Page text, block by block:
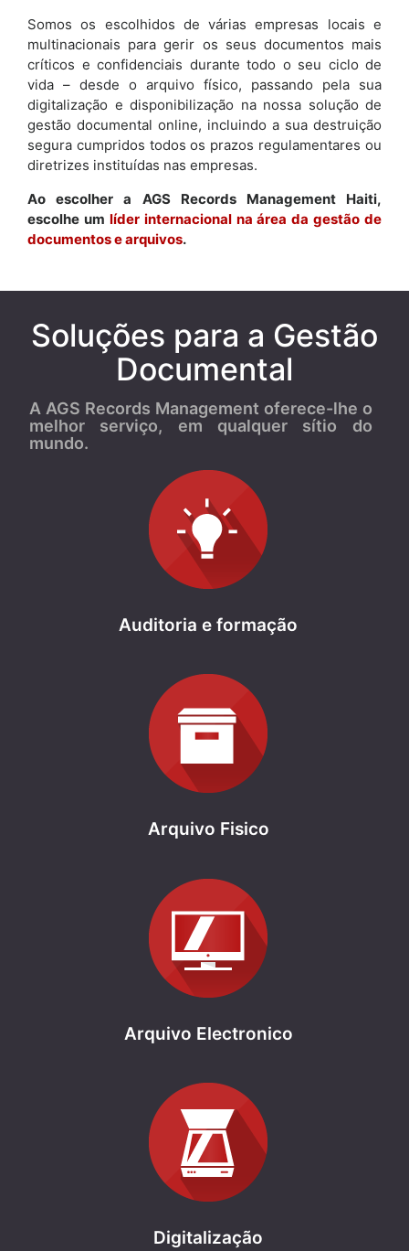
Somos os escolhidos de várias empresas locais e
multinacionais para gerir os seus documentos mais
críticos e confidenciais durante todo o seu ciclo de
vida – desde o arquivo físico, passando pela sua
digitalização e disponibilização na nossa solução de
gestão documental online, incluindo a sua destruição
segura cumpridos todos os prazos regulamentares ou
diretrizes instituídas nas empresas.
Ao escolher a AGS Records Management Haiti,
escolhe um líder internacional na área da gestão de
documentos e arquivos.
Soluções para a Gestão
Documental
A AGS Records Management oferece-lhe o
melhor serviço, em qualquer sítio do
mundo.
Auditoria e formação
Arquivo Fisico
Arquivo Electronico
Digitalização